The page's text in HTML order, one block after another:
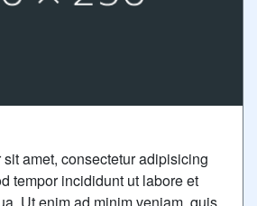
amet, consectetur adipisicing
tempor incididunt ut labore et